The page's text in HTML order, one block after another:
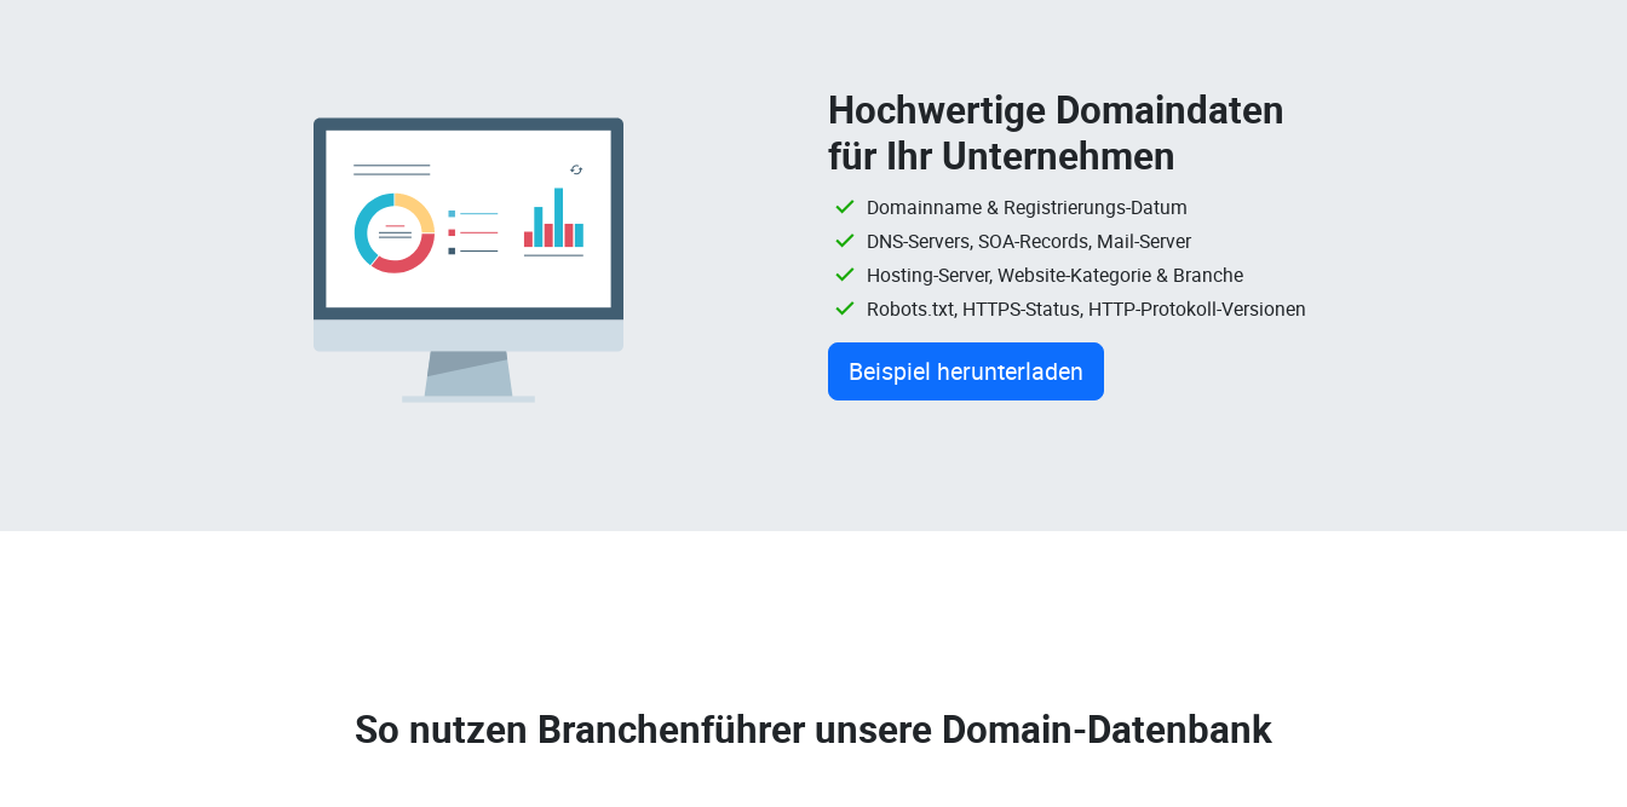
Hochwertige Domaindaten
für Ihr Unternehmen
Domainname & Registrierungs-Datum
DNS-Servers, SOA-Records, Mail-Server
Hosting-Server, Website-Kategorie & Branche
Robots.txt, HTTPS-Status, HTTP-Protokoll-Versionen
Beispiel herunterladen
So nutzen Branchenführer unsere Domain-Datenbank